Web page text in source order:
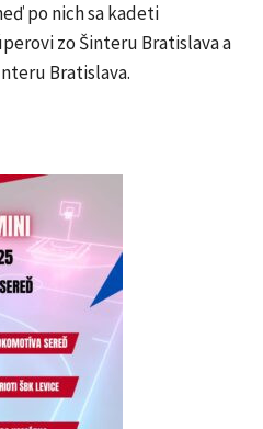
po nich sa kadeti
zo Šinteru Bratislava a
Bratislava.